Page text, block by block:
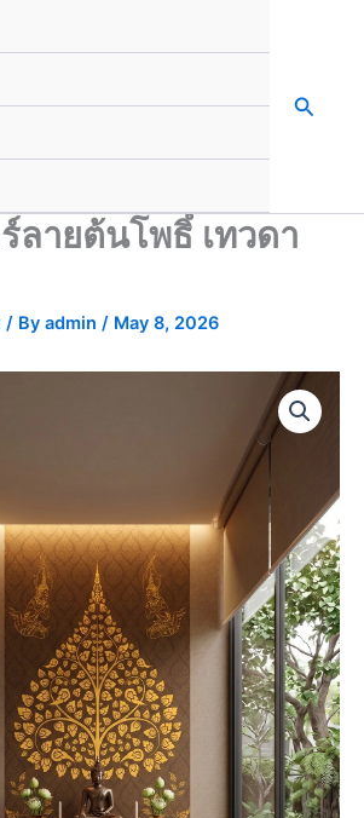
Search
ลายต้นโพธิ์ เทวดา
/ By admin / May 8, 2026